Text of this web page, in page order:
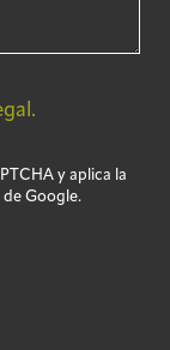
y aplica la
de Google.